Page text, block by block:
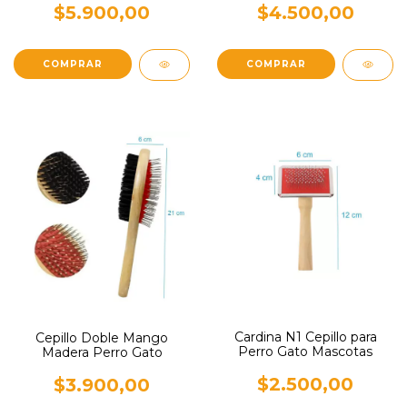
$5.900,00 $4.500,00
Cepillo Doble Mango
Madera Perro Gato
$3.900,00
Cardina N1 Cepillo para
Perro Gato Mascotas
$2.500,00